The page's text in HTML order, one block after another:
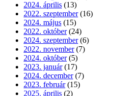
2024. április (13)
2022. szeptember (16)
2024. május (15)
2022. október (24)
2024. szeptember (6)
2022. november (7)
2024. október (5)
2023. január (17)
2024. december (7)
2023. február (15)
2025. április (2)